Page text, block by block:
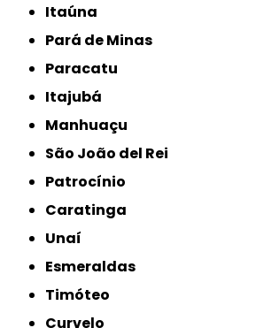
Itaúna
Pará de Minas
Paracatu
Itajubá
Manhuaçu
São João del Rei
Patrocínio
Caratinga
Unaí
Esmeraldas
Timóteo
Curvelo